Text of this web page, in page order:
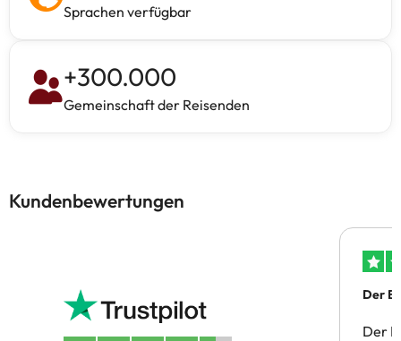
Sprachen verfügbar
+300.000
Gemeinschaft der Reisenden
Kundenbewertungen
Der
Der